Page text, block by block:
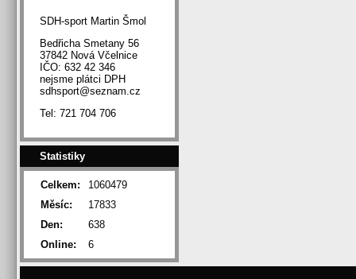
SDH-sport Martin Šmol
Bedřicha Smetany 56
37842 Nová Včelnice
IČO: 632 42 346
nejsme plátci DPH
sdhsport@seznam.cz
Tel: 721 704 706
Statistiky
Online: 6
Celkem:
1060479
Měsíc:
17833
Den:
638